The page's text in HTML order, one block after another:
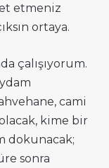
etmeniz
ortaya.
çalışıyorum.
cami
kime bir
dokunacak;
sonra